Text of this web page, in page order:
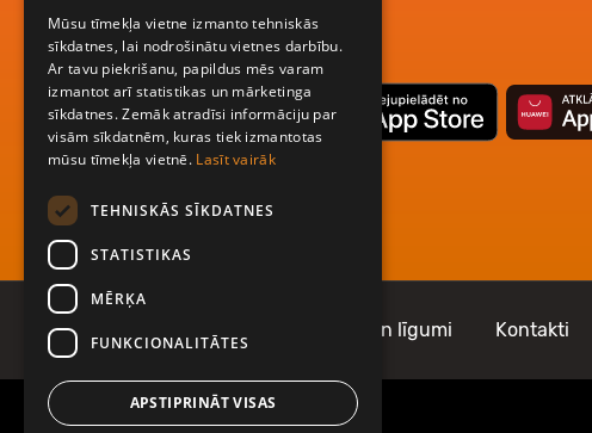
Par Mobilly Noteikumi un līgumi Kontakti
Informācijai zvani
ENGLISH
Mūsu tīmekļa vietne izmanto tehniskās
sīkdatnes, lai nodrošinātu vietnes darbību.
Ar tavu piekrišanu, papildus mēs varam
izmantot arī statistikas un mārketinga
sīkdatnes. Zemāk atradīsi informāciju par
visām sīkdatnēm, kuras tiek izmantotas
mūsu tīmekļa vietnē. Lasīt vairāk
TEHNISKĀS SĪKDATNES
STATISTIKAS
MĒRĶA
FUNKCIONALITĀTES
APSTIPRINĀT VISAS